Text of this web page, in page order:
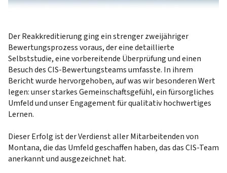
Der Reakkreditierung ging ein strenger zweijähriger
Bewertungsprozess voraus, der eine detaillierte
Selbststudie, eine vorbereitende Überprüfung und einen
Besuch des CIS-Bewertungsteams umfasste. In ihrem
Bericht wurde hervorgehoben, auf was wir besonderen Wert
legen: unser starkes Gemeinschaftsgefühl, ein fürsorgliches
Umfeld und unser Engagement für qualitativ hochwertiges
Lernen.
Dieser Erfolg ist der Verdienst aller Mitarbeitenden von
Montana, die das Umfeld geschaffen haben, das das CIS-Team
anerkannt und ausgezeichnet hat.